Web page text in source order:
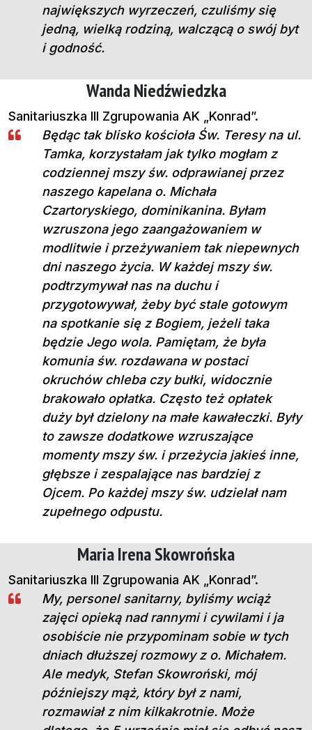
największych wyrzeczeń, czuliśmy się
jedną, wielką rodziną, walczącą o swój byt
i godność.
Wanda Niedźwiedzka
Sanitariuszka III Zgrupowania AK „Konrad”.
Będąc tak blisko kościoła Św. Teresy na ul.
Tamka, korzystałam jak tylko mogłam z
codziennej mszy św. odprawianej przez
naszego kapelana o. Michała
Czartoryskiego, dominikanina. Byłam
wzruszona jego zaangażowaniem w
modlitwie i przeżywaniem tak niepewnych
dni naszego życia. W każdej mszy św.
podtrzymywał nas na duchu i
przygotowywał, żeby być stale gotowym
na spotkanie się z Bogiem, jeżeli taka
będzie Jego wola. Pamiętam, że była
komunia św. rozdawana w postaci
okruchów chleba czy bułki, widocznie
brakowało opłatka. Często też opłatek
duży był dzielony na małe kawałeczki. Były
to zawsze dodatkowe wzruszające
momenty mszy św. i przeżycia jakieś inne,
głębsze i zespalające nas bardziej z
Ojcem. Po każdej mszy św. udzielał nam
zupełnego odpustu.
Maria Irena Skowrońska
Sanitariuszka III Zgrupowania AK „Konrad”.
My, personel sanitarny, byliśmy wciąż
zajęci opieką nad rannymi i cywilami i ja
osobiście nie przypominam sobie w tych
dniach dłuższej rozmowy z o. Michałem.
Ale medyk, Stefan Skowroński, mój
późniejszy mąż, który był z nami,
rozmawiał z nim kilkakrotnie. Może